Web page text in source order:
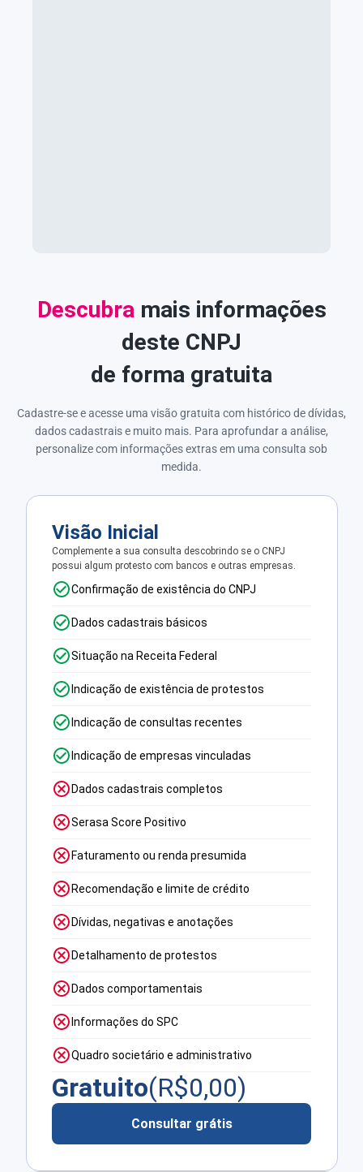
Descubra mais informações
deste CNPJ
de forma gratuita
Cadastre-se e acesse uma visão gratuita com histórico de dívidas,
dados cadastrais e muito mais. Para aprofundar a análise,
personalize com informações extras em uma consulta sob
medida.
Visão Inicial
Complemente a sua consulta descobrindo se o CNPJ
possui algum protesto com bancos e outras empresas.
Confirmação de existência do CNPJ
Dados cadastrais básicos
Situação na Receita Federal
Indicação de existência de protestos
Indicação de consultas recentes
Indicação de empresas vinculadas
Dados cadastrais completos
Serasa Score Positivo
Faturamento ou renda presumida
Recomendação e limite de crédito
Dívidas, negativas e anotações
Detalhamento de protestos
Dados comportamentais
Informações do SPC
Quadro societário e administrativo
Gratuito(R$0,00)
Consultar grátis